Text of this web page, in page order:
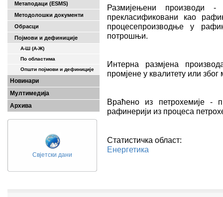
Метаподаци (ESMS)
Методолошки документи
Обрасци
Појмови и дефиниције
А-Ш (A-Ж)
По областима
Општи појмови и дефиниције
Новинари
Мултимедија
Архива
Свјетски дани
Размијењени производи
прекласификовани као
процесепроизводње у
потрошњи.
Интерна размјена
промјене у квалитету или
Враћено из петрохемије -
рафинерији из процеса
Статистичка област:
Енергетика